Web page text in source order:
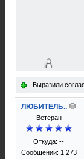
Выразили
ЛЮБИТЕЛЬ..
Ветеран
Откуда: --
Сообщений: 1 273